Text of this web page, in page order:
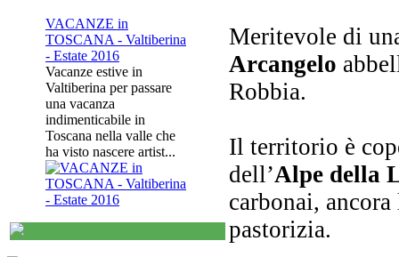
VACANZE in
TOSCANA - Valtiberina
- Estate 2016
Vacanze estive in
Valtiberina per passare
una vacanza
indimenticabile in
Toscana nella valle che
ha visto nascere artist...
Meritevole di
Arcangelo
Robbia.
Il territorio è
dell’Alpe della
carbonai,
pastorizia.